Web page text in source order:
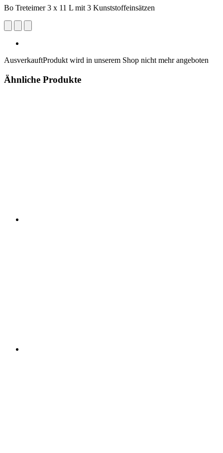
Bo Treteimer 3 x 11 L mit 3 Kunststoffeinsätzen
AusverkauftProdukt wird in unserem Shop nicht mehr angeboten
Ähnliche Produkte